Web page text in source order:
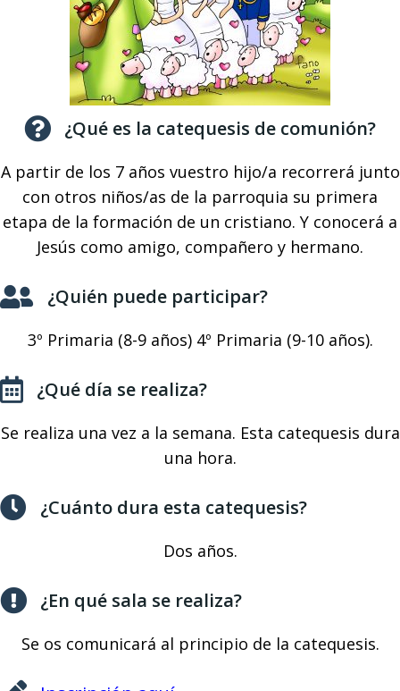
¿Qué es la catequesis de comunión?
A partir de los 7 años vuestro hijo/a recorrerá junto
con otros niños/as de la parroquia su primera
etapa de la formación de un cristiano. Y conocerá a
Jesús como amigo, compañero y hermano.
¿Quién puede participar?
3º Primaria (8-9 años) 4º Primaria (9-10 años).
¿Qué día se realiza?
Se realiza una vez a la semana. Esta catequesis dura
una hora.
¿Cuánto dura esta catequesis?
Dos años.
¿En qué sala se realiza?
Se os comunicará al principio de la catequesis.